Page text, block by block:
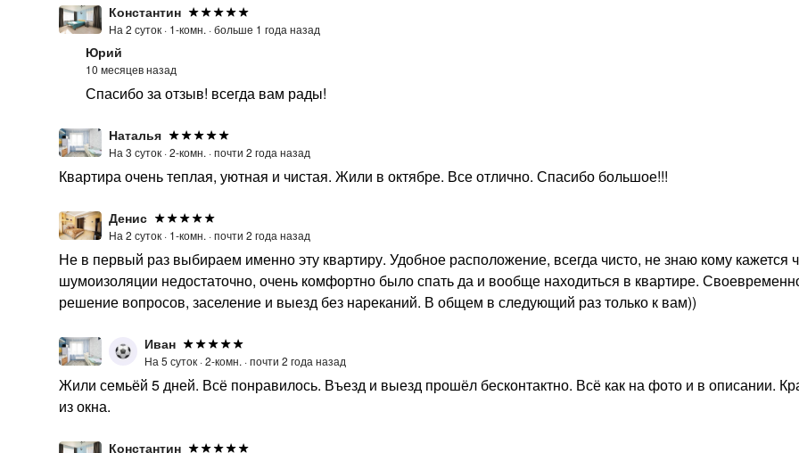
Константин
На 2 суток · 1-комн. ·больше 1 года назад
Юрий
10 месяцев назад
Спасибо за отзыв! всегда вам рады!
Наталья
На 3 суток ·2-комн. ·почти 2 года назад
Квартира очень теплая, уютная и чистая. Жили в октябре. Все отлично. Спасибо большое!!!
Денис
На 2 суток · 1-комн. ·почти 2 года назад
Не в первый раз выбираем именно эту квартиру. Удобное расположение, всегда чисто, не знаю кому кажется
шумоизоляции недостаточно, очень комфортно было спать да и вообще находиться в квартире.
решение вопросов, заселение и выезд без нареканий. В общем в следующий раз только к вам))
Иван
На 5 суток ·2-комн. ·почти 2 года назад
Жили семьёй 5 дней. Всё понравилось. Въезд и выезд прошёл бесконтактно. Всё как на фото и в описании.
из окна.
Константин